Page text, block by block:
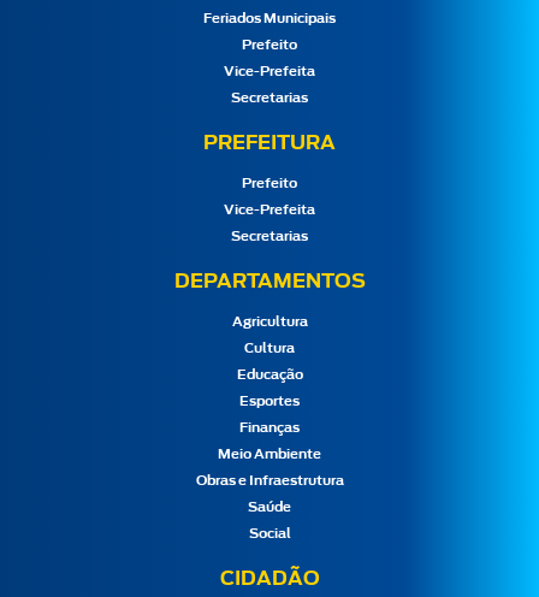
Feriados Municipais
Prefeito
Vice-Prefeita
Secretarias
PREFEITURA
Prefeito
Vice-Prefeita
Secretarias
DEPARTAMENTOS
Agricultura
Cultura
Educação
Esportes
Finanças
Meio Ambiente
Obras e Infraestrutura
Saúde
Social
CIDADÃO